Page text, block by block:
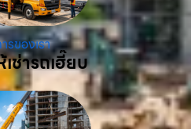
รของเรา
ช่ารถเฮี๊ยบ